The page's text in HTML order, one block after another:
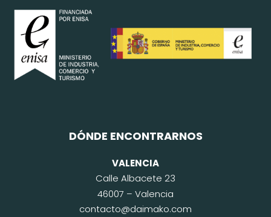
DÓNDE ENCONTRARNOS
VALENCIA
Calle Albacete 23
46007 – Valencia
contacto@daimako.com